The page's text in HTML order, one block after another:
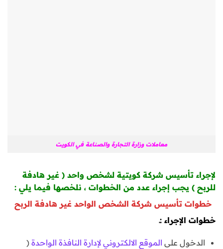
معاملات وزارة التجارة والصناعة في الكويت
لإجراء تأسيس شركة كويتية لشخص واحد ( غير هادفة
للربح ) يجب إجراء عدد من الخطوات ، نلخصها فيما يلي :
خطوات تأسيس شركة الشخص الواحد غير هادفة الربح
خطوات الإجراء :ـ
الدخول على الموقع الالكتروني لإدارة النافذة الواحدة(